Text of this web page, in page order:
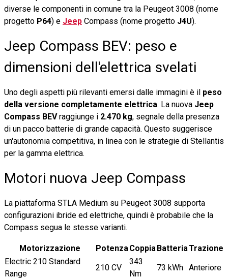
diverse le componenti in comune tra la Peugeot 3008 (nome
progetto P64) e Jeep Compass (nome progetto J4U).
Jeep Compass BEV: peso e
dimensioni dell'elettrica svelati
Uno degli aspetti più rilevanti emersi dalle immagini è il peso
della versione completamente elettrica. La nuova Jeep
Compass BEVraggiunge i 2.470 kg, segnale della presenza
di un pacco batterie di grande capacità. Questo suggerisce
un'autonomia competitiva, in linea con le strategie di Stellantis
per la gamma elettrica.
Motori nuova Jeep Compass
La piattaforma STLA Medium su Peugeot 3008 supporta
configurazioni ibride ed elettriche, quindi è probabile che la
Compass segua le stesse varianti.
Motorizzazione Potenza Coppia BatteriaTrazione
Electric 210 Standard
Range
210 CV
343
Nm
73 kWh Anteriore